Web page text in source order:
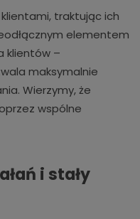
traktując ich
elementem
klientów –
maksymalnie
Wierzymy, że
wspólne
i stały